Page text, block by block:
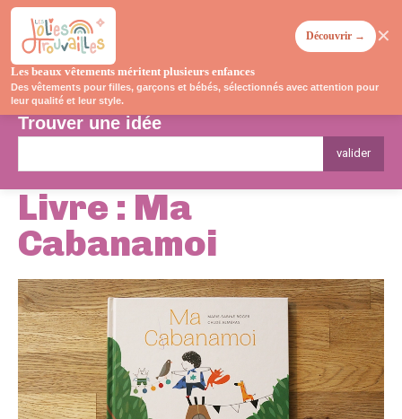
Trouver une idée
valider
Livre : Ma
Cabanamoi
Les beaux vêtements méritent plusieurs enfances
Des vêtements pour filles, garçons et bébés, sélectionnés avec attention pour
leur qualité et leur style.
Découvrir → ✕